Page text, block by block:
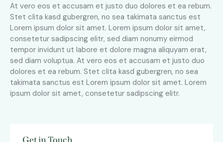
At vero eos et accusam et justo duo dolores et ea rebum.
Stet clita kasd gubergren, no sea takimata sanctus est
Lorem ipsum dolor sit amet. Lorem ipsum dolor sit amet,
consetetur sadipscing elitr, sed diam nonumy eirmod
tempor invidunt ut labore et dolore magna aliquyam erat,
sed diam voluptua. At vero eos et accusam et justo duo
dolores et ea rebum. Stet clita kasd gubergren, no sea
takimata sanctus est Lorem ipsum dolor sit amet. Lorem
ipsum dolor sit amet, consetetur sadipscing elitr.